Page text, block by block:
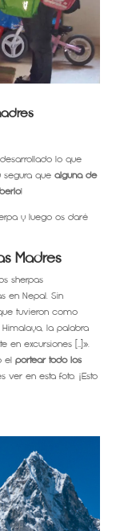
lo que
que alguna de
!
y luego os daré
Madres
sherpas
en Nepal. Sin
tuvieron como
la palabra
en excursiones […]».
el portear todo los
ver en esta foto. ¡Esto